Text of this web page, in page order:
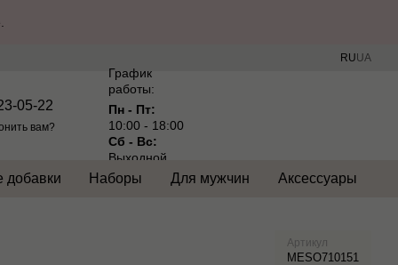
RUUA
05-22
вам?
График
работы:
Пн - Пт:
10:00 - 18:00
Сб - Вс:
Выходной
Наборы Для мужчин Аксессуары
Артикул
MESO710151